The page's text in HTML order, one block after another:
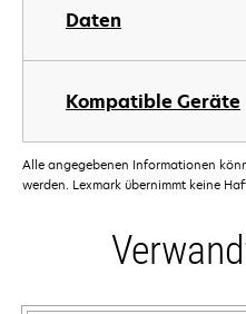
Daten
Kompatible Geräte
Alle angegebenen Informationen
werden. Lexmark übernimmt keine